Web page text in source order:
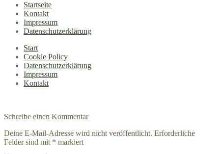
Startseite
Kontakt
Impressum
Datenschutzerklärung
Start
Cookie Policy
Datenschutzerklärung
Impressum
Kontakt
Schreibe einen Kommentar
Deine E-Mail-Adresse wird nicht veröffentlicht. Erforderliche
Felder sind mit * markiert